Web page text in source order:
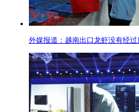
外媒报道：越南出口龙虾没有经